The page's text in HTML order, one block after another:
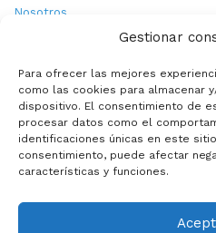
Gestionar
Para ofrecer las mejores
como las cookies para almacenar
dispositivo. El consentimiento de
procesar datos como el
identificaciones únicas en este
consentimiento, puede afectar
características y funciones.
Nosotros
Política de Cookies
Contacto